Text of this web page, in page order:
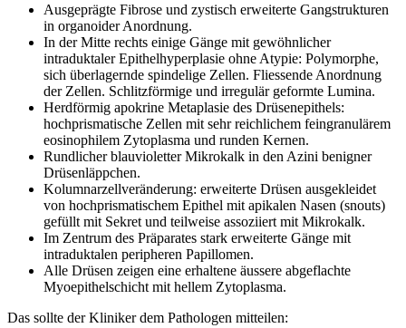
Ausgeprägte Fibrose und zystisch erweiterte Gangstrukturen
in organoider Anordnung.
In der Mitte rechts einige Gänge mit gewöhnlicher
intraduktaler Epithelhyperplasie ohne Atypie: Polymorphe,
sich überlagernde spindelige Zellen. Fliessende Anordnung
der Zellen. Schlitzförmige und irregulär geformte Lumina.
Herdförmig apokrine Metaplasie des Drüsenepithels:
hochprismatische Zellen mit sehr reichlichem feingranulärem
eosinophilem Zytoplasma und runden Kernen.
Rundlicher blauvioletter Mikrokalk in den Azini benigner
Drüsenläppchen.
Kolumnarzellveränderung: erweiterte Drüsen ausgekleidet
von hochprismatischem Epithel mit apikalen Nasen (snouts)
gefüllt mit Sekret und teilweise assoziiert mit Mikrokalk.
Im Zentrum des Präparates stark erweiterte Gänge mit
intraduktalen peripheren Papillomen.
Alle Drüsen zeigen eine erhaltene äussere abgeflachte
Myoepithelschicht mit hellem Zytoplasma.
Das sollte der Kliniker dem Pathologen mitteilen: